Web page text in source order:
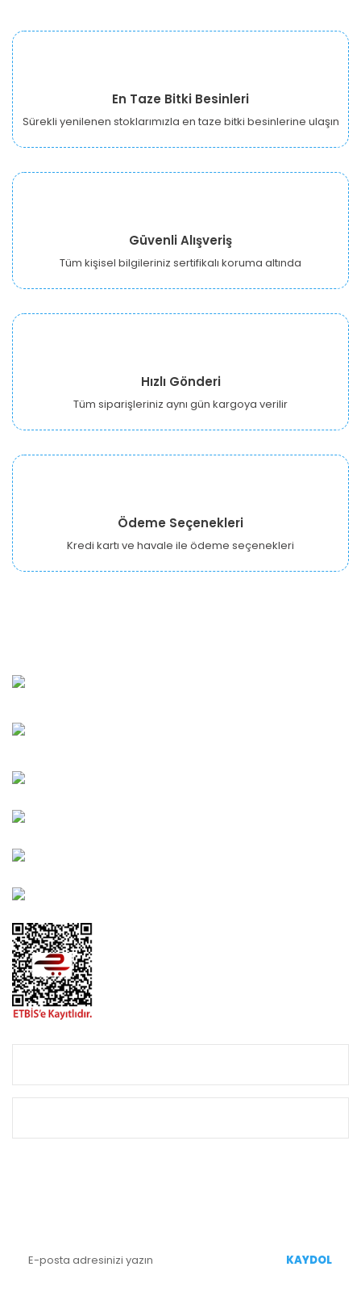
En Taze Bitki Besinleri
Sürekli yenilenen stoklarımızla en taze bitki besinlerine ulaşın
Güvenli Alışveriş
Tüm kişisel bilgileriniz sertifikalı koruma altında
Hızlı Gönderi
Tüm siparişleriniz aynı gün kargoya verilir
Ödeme Seçenekleri
Kredi kartı ve havale ile ödeme seçenekleri
KAYDOL